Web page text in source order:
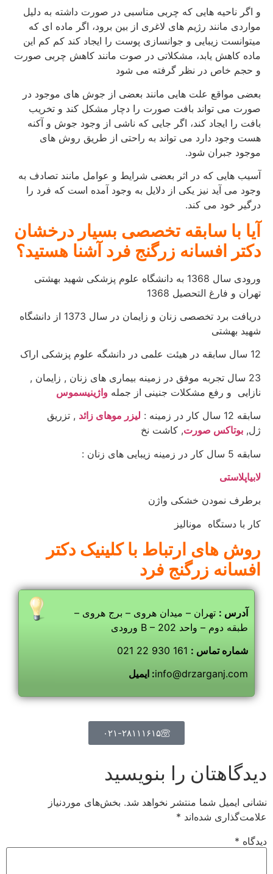
و اگر ناحیه هایی که چربی مناسبی در صورت داشته به دلیل
مواردی مانند رژیم های لاغری از بین برود، اگر ماده ای که
میتوانست زیبایی و جوانسازی پوست را ایجاد کند کم کم این
ماده کاهش یابد، مشکلاتی در صوت مانند کاهش چربی صورت
و حجم خاص در نظر گرفته می شود
بعضی مواقع علت هایی مانند بعضی از جوش های موجود در
صورت می تواند بافت صورت را دچار مشکل کند و تخریب
بافت را ایجاد کند، اگر جایی که ناشی از وجود جوش و آکنه
هست وجود دارد می تواند به راحتی از طریق روش های
موجود جبران شود.
آسیب هایی که در اثر بعضی شرایط و عوامل مانند تصادف به
وجود می آید نیز یکی از دلایل به وجود آمده است که فرد را
درگیر خود می کند.
آیا با سابقه تخصصی بسیار درخشان
دکتر افسانه زرگنج فرد آشنا هستید؟
ورودی سال 1368 به دانشگاه علوم پزشکی شهید بهشتی
تهران و فارغ التحصیل 1368
دریافت برد تخصصی زنان و زایمان در سال 1373 از دانشگاه
شهید بهشتی
12 سال سابقه در هیئت علمی در دانشگه علوم پزشکی اراک
23 سال تجربه موفق در زمینه بیماری های زنان , زایمان ,
نازایی و رفع مشکلات جنینی از جمله واژینیسموس
سابقه 12 سال کار در زمینه :
لیزر موهای زائد , تزریق
ژل, بوتاکس صورت, کاشت نخ
سابقه 5 سال کار در زمینه زیبایی های زنان :
لابیاپلاستی
برطرف نمودن خشکی واژن
کار با دستگاه مونالیز
روش های ارتباط با کلینیک دکتر
افسانه زرگنج فرد
آدرس : تهران – میدان هروی – برج هروی –
ورودی B – طبقه دوم – واحد 202
شماره تماس :
ایمیل :info@drzarganj.com
۰۲۱-۲۸۱۱۱۶۱۵
دیدگاهتان را بنویسید
نشانی ایمیل شما منتشر نخواهد شد. بخش‌های موردنیاز
علامت‌گذاری شده‌اند *
دیدگاه *